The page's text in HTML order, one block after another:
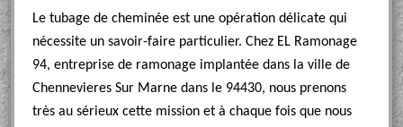
Le tubage de cheminée est une opération délicate qui
nécessite un savoir-faire particulier. Chez EL Ramonage
94, entreprise de ramonage implantée dans la ville de
Chennevieres Sur Marne dans le 94430, nous prenons
très au sérieux cette mission et à chaque fois que nous